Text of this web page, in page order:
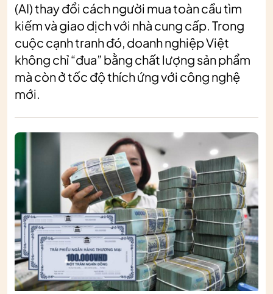
(AI) thay đổi cách người mua toàn cầu tìm
kiếm và giao dịch với nhà cung cấp. Trong
cuộc cạnh tranh đó, doanh nghiệp Việt
không chỉ “đua” bằng chất lượng sản phẩm
mà còn ở tốc độ thích ứng với công nghệ
mới.